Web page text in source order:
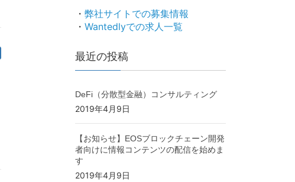
・ 弊社サイトでの募集情報
・ Wantedlyでの求人一覧
最近の投稿
DeFi（分散型金融）コンサルティング
2019年4月9日
【お知らせ】EOSブロックチェーン開発
者向けに情報コンテンツの配信を始めま
す
2019年4月9日